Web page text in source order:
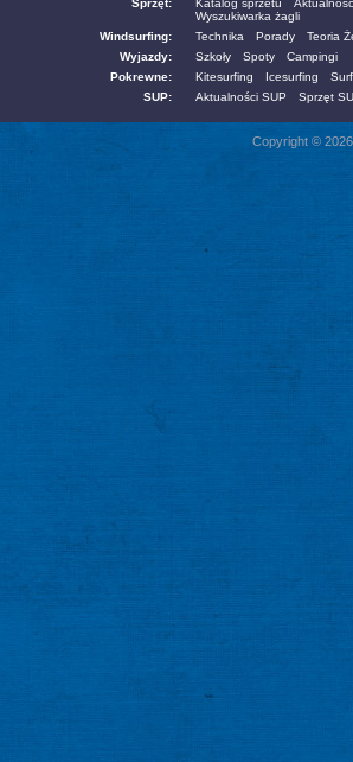
Sprzęt:
Katalog sprzetu
Wyszukiwarka żagli
Windsurfing:
Technika Porady
Teoria
Wyjazdy:
Szkoły Spoty
Campingi
Pokrewne:
Kitesurfing Icesurfing
SUP:
Aktualności SUP Sprzęt
Copyright ©